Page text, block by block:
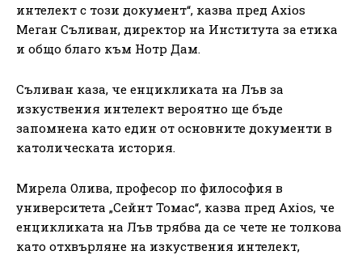
интелект с този документ“, казва пред Axios
Меган Съливан, директор на Института за етика
и общо благо към Нотр Дам.
Съливан каза, че енцикликата на Лъв за
изкуствения интелект вероятно ще бъде
запомнена като един от основните документи в
католическата история.
Мирела Олива, професор по философия в
университета „Сейнт Томас“, казва пред Axios, че
енцикликата на Лъв трябва да се чете не толкова
като отхвърляне на изкуствения интелект,